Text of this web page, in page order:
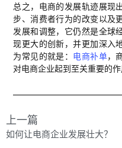
总之，电商的发展轨迹展现
步、消费者行为的改变以及
发展和调整，它仍然是全球
现更大的创新，并更加深入
为常见的就是： 电商补单，
对电商企业起到至关重要的作
上一篇
如何让电商企业发展壮大？